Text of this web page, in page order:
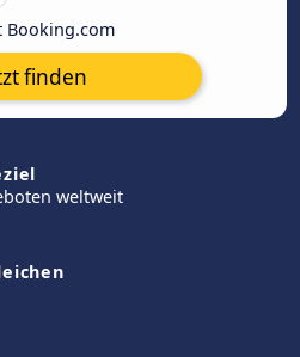
finden
weltweit